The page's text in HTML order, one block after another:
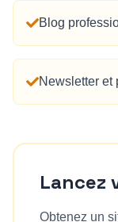
Blog
Newsletter et
Lancez
Obtenez un